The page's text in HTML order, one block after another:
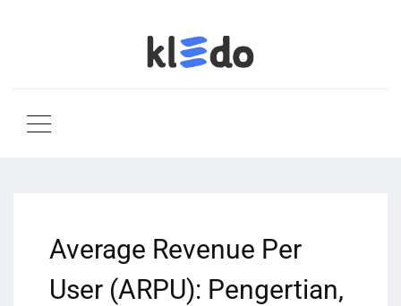
Average Revenue Per
User (ARPU): Pengertian,